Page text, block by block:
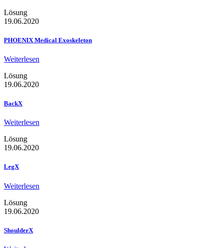
Lösung
19.06.2020
PHOENIX Medical Exoskeleton
Weiterlesen
Lösung
19.06.2020
BackX
Weiterlesen
Lösung
19.06.2020
LegX
Weiterlesen
Lösung
19.06.2020
ShoulderX